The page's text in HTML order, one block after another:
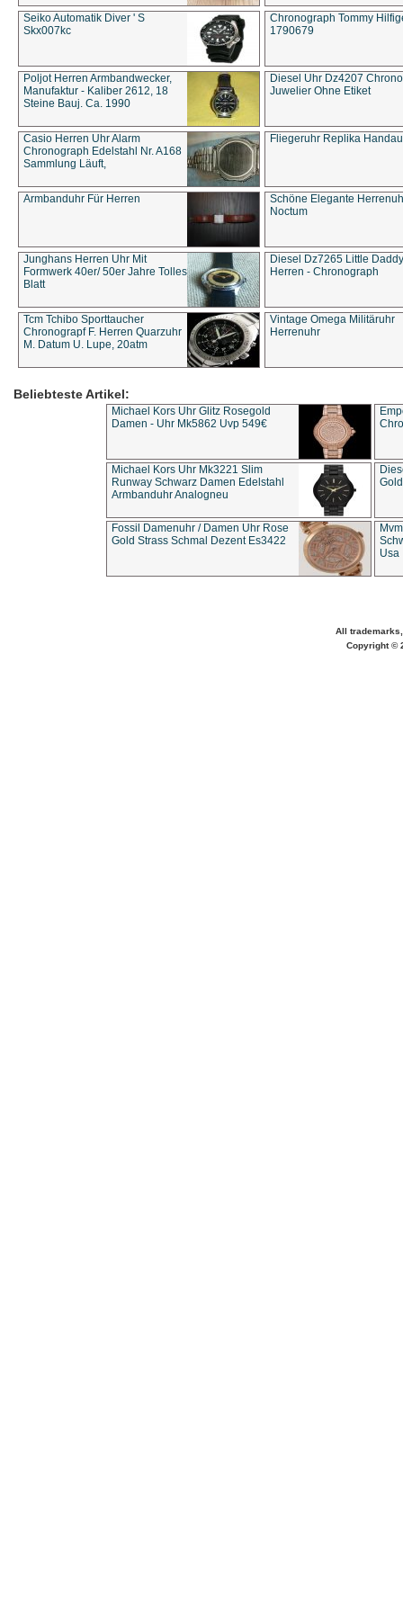
Seiko Automatik Diver ' S
Skx007kc
Chronograph Tommy
1790679
Poljot Herren Armbandwecker,
Manufaktur - Kaliber 2612, 18
Steine Bauj. Ca. 1990
Diesel Uhr Dz4207
Juwelier Ohne Etiket
Casio Herren Uhr Alarm
Chronograph Edelstahl Nr. A168
Sammlung Läuft,
Fliegeruhr Replika
Armbanduhr Für Herren
Schöne Elegante
Noctum
Junghans Herren Uhr Mit
Formwerk 40er/ 50er Jahre Tolles
Blatt
Diesel Dz7265 Little Daddy
Herren - Chronograph
Tcm Tchibo Sporttaucher
Chronograpf F. Herren Quarzuhr
M. Datum U. Lupe, 20atm
Vintage Omega Militäruhr
Herrenuhr
Beliebteste Artikel:
Michael Kors Uhr Glitz Rosegold
Damen - Uhr Mk5862 Uvp 549€
Michael Kors Uhr Mk3221 Slim
Runway Schwarz Damen Edelstahl
Armbanduhr Analogneu
Fossil Damenuhr / Damen Uhr Rose
Gold Strass Schmal Dezent Es3422
Usa
All
Copyright ©